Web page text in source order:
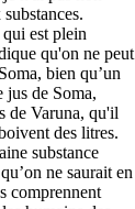
qui est plein
qu'on ne peut
bien qu’un
jus de Soma,
de Varuna, qu'il
des litres.
substance
ne saurait en
comprennent